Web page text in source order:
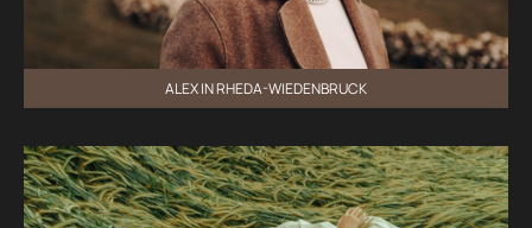
ALEX IN RHEDA-WIEDENBRUCK